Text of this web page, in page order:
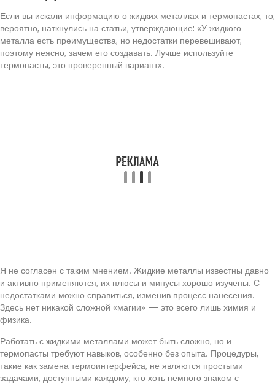
Если вы искали информацию о жидких металлах и термопастах, то,
вероятно, наткнулись на статьи, утверждающие: «У жидкого
металла есть преимущества, но недостатки перевешивают,
поэтому неясно, зачем его создавать. Лучше используйте
термопасты, это проверенный вариант».
Я не согласен с таким мнением. Жидкие металлы известны давно
и активно применяются, их плюсы и минусы хорошо изучены. С
недостатками можно справиться, изменив процесс нанесения.
Здесь нет никакой сложной «магии» — это всего лишь химия и
физика.
Работать с жидкими металлами может быть сложно, но и
термопасты требуют навыков, особенно без опыта. Процедуры,
такие как замена термоинтерфейса, не являются простыми
задачами, доступными каждому, кто хоть немного знаком с